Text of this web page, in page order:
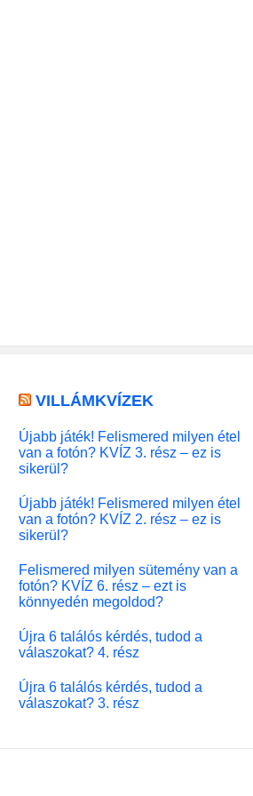
VILLÁMKVÍZEK
Újabb játék! Felismered milyen étel
van a fotón? KVÍZ 3. rész – ez is
sikerül?
Újabb játék! Felismered milyen étel
van a fotón? KVÍZ 2. rész – ez is
sikerül?
Felismered milyen sütemény van a
fotón? KVÍZ 6. rész – ezt is
könnyedén megoldod?
Újra 6 találós kérdés, tudod a
válaszokat? 4. rész
Újra 6 találós kérdés, tudod a
válaszokat? 3. rész